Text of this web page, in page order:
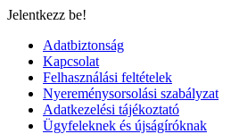
Jelentkezz be!
Adatbiztonság
Kapcsolat
Felhasználási feltételek
Nyereménysorsolási szabályzat
Adatkezelési tájékoztató
Ügyfeleknek és újságíróknak